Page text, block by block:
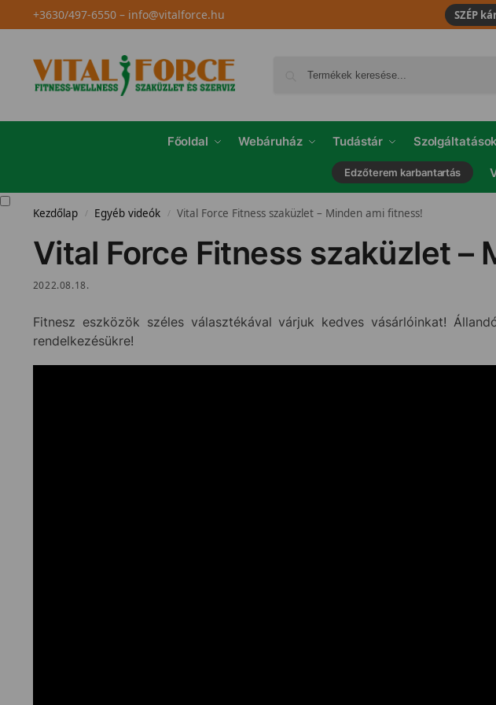
+3630/497-6550– info@vitalforce.hu SZÉP
Főoldal Webáruház Tudástár Szolgáltatások
Edzőterem karbantartás
Kezdőlap / Egyéb videók / Vital Force Fitness szaküzlet – Minden ami fitness!
Vital Force Fitness szaküzlet –
2022.08.18.
Fitnesz eszközök széles választékával várjuk kedves vásárlóinkat!
rendelkezésükre!